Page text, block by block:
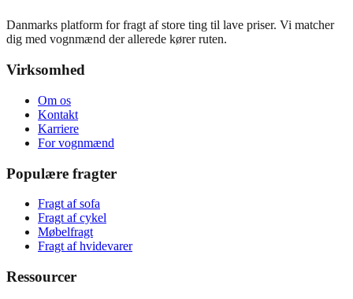
Danmarks platform for fragt af store ting til lave priser. Vi matcher
dig med vognmænd der allerede kører ruten.
Virksomhed
Om os
Kontakt
Karriere
For vognmænd
Populære fragter
Fragt af sofa
Fragt af cykel
Møbelfragt
Fragt af hvidevarer
Ressourcer